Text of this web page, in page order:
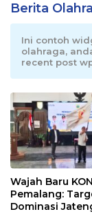
Berita
Ini contoh
olahraga,
recent post
Wajah Baru
Pemalang:
Dominasi